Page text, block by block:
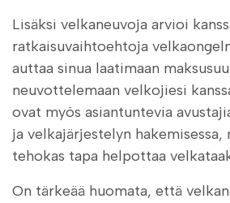
Lisäksi velkaneuvoja arvioi
ratkaisuvaihtoehtoja
auttaa sinua laatimaan
neuvottelemaan velkojiesi
ovat myös asiantuntevia
ja velkajärjestelyn
tehokas tapa helpottaa
On tärkeää huomata, että